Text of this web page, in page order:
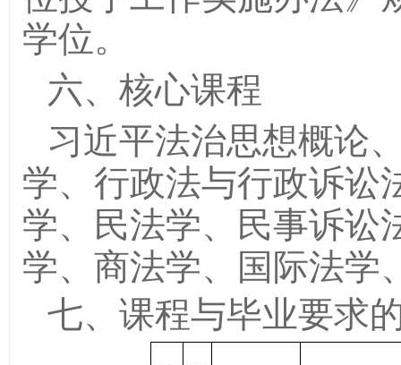
学位。
六、核心课程
习近平法治思想概论
学、行政法与行政诉讼
学、民法学、民事诉讼
学、商法学、国际法学
七、课程与毕业要求